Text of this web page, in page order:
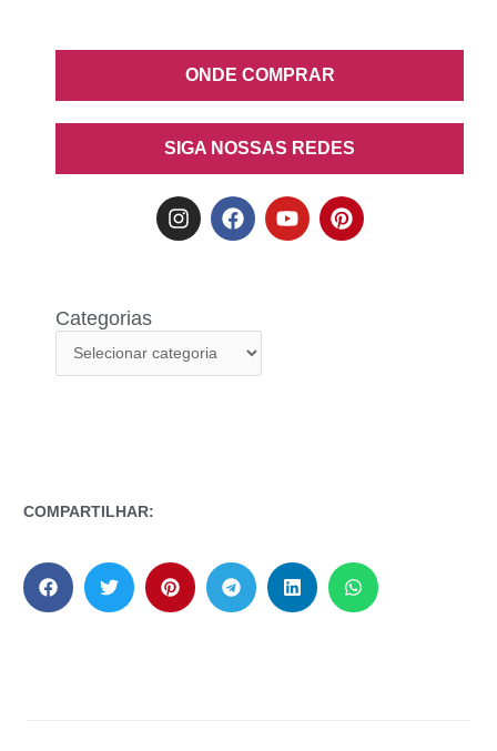
ONDE COMPRAR
SIGA NOSSAS REDES
Categorias
COMPARTILHAR: